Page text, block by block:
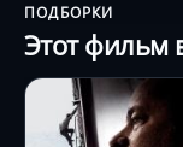
ПОДБОРКИ
Этот фильм